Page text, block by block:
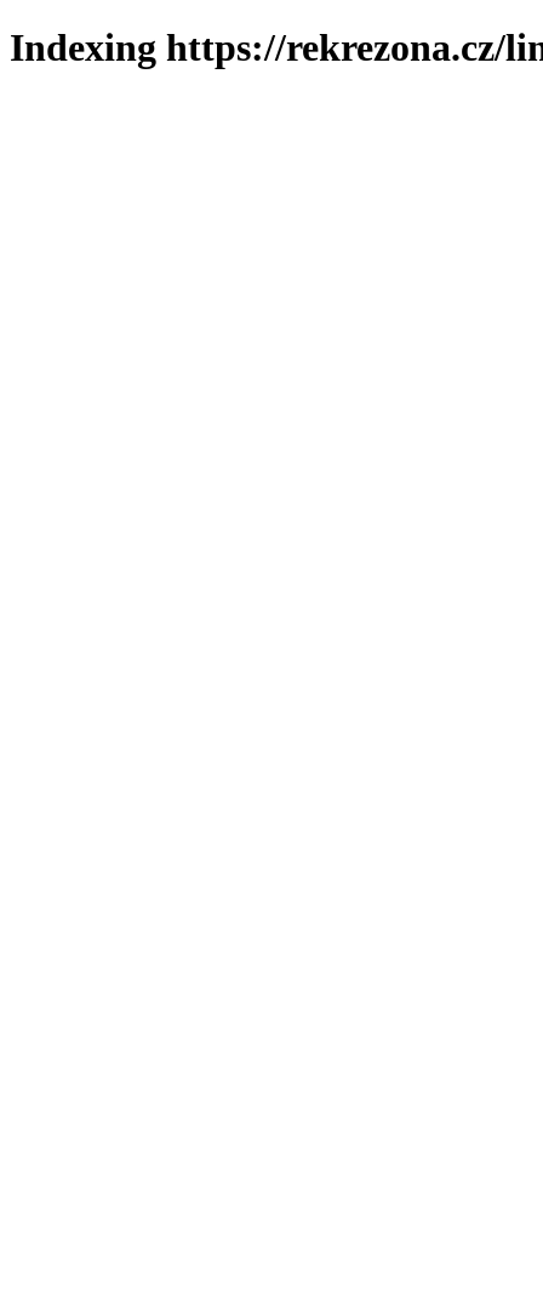
Indexing https://rekrezona.cz/